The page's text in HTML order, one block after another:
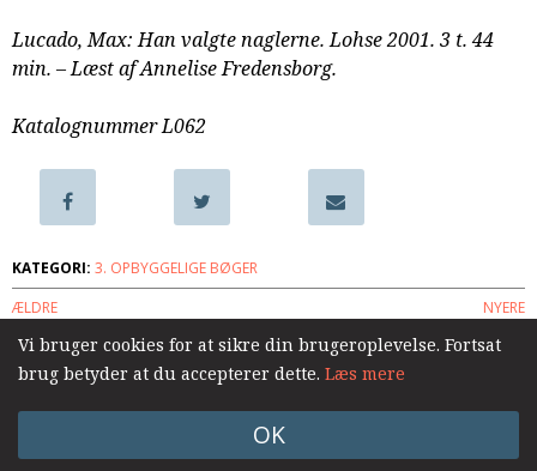
9.0:
Links
Næste
indlæg:
Hver
fortjener
chanceForrige
indlæg:
Han
flytter
stadig
Lucado, Max: Han valgte naglerne. Lohse 2001. 3 t. 44
min. – Læst af Annelise Fredensborg.
Katalognummer L062
KATEGORI: 3. OPBYGGELIGE BØGER
ÆLDRE
NYERE
Log ind
Vi bruger cookies for at sikre din brugeroplevelse. Fortsat
brug betyder at du accepterer dette. Læs mere
OK